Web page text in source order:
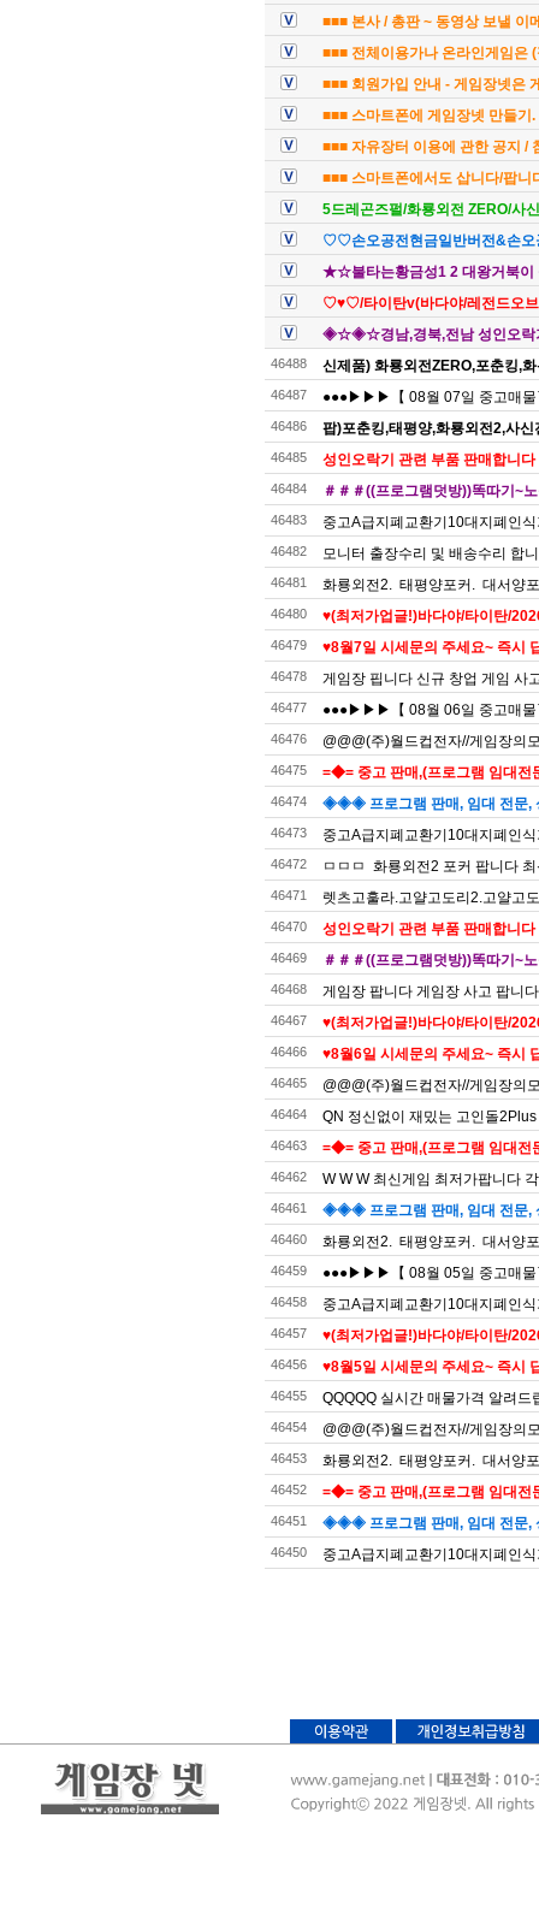
■■■ 본사 / 총판 ~ 동영상 보낼 이
■■■ 전체이용가나 온라인게임은
■■■ 회원가입 안내 - 게임장넷은
■■■ 스마트폰에 게임장넷 만들기.
■■■ 자유장터 이용에 관한 공지 /
■■■ 스마트폰에서도 삽니다/팝니
5드레곤즈펄/화룡외전 ZERO/사
♡♡손오공전현금일반버전&손
★☆불타는황금성1 2 대왕거북
♡♥♡/타이탄v(바다야/레전드오
◈☆◈☆경남,경북,전남 성인오
46488 신제품) 화룡외전ZERO,포춘킹,
46487 ●●●▶▶▶【 08월 07일 중고매
46486 팝)포춘킹,태평양,화룡외전2,사
46485 성인오락기 관련 부품 판매합니다
46484 ＃＃＃((프로그램덧방))똑따기~
46483 중고A급지폐교환기10대지폐인
46482 모니터 출장수리 및 배송수리 합
46481 화룡외전2. 태평양포커. 대서양
46480 ♥️(최저가업글!)바다야/타이탄/
46479 ♥️8월7일 시세문의 주세요~ 즉시
46478 게임장 핍니다 신규 창업 게임 사
46477 ●●●▶▶▶【 08월 06일 중고매
46476 @@@(주)월드컵전자//게임장의
46475 =◆= 중고 판매,(프로그램 임대전
46474 ◈◈◈ 프로그램 판매, 임대 전문,
46473 중고A급지폐교환기10대지폐인
46472 ㅁㅁㅁ 화룡외전2 포커 팝니다
46471 렛츠고훌라.고얄고도리2.고얄고
46470 성인오락기 관련 부품 판매합니다
46469 ＃＃＃((프로그램덧방))똑따기~
46468 게임장 팝니다 게임장 사고 팝니다
46467 ♥(최저가업글!)바다야/타이탄/
46466 ♥8월6일 시세문의 주세요~ 즉시
46465 @@@(주)월드컵전자//게임장의
46464 QN 정신없이 재밌는 고인돌
46463 =◆= 중고 판매,(프로그램 임대전
46462 W W W 최신게임 최저가팝니다
46461 ◈◈◈ 프로그램 판매, 임대 전문,
46460 화룡외전2. 태평양포커. 대서양
46459 ●●●▶▶▶【 08월 05일 중고매
46458 중고A급지폐교환기10대지폐인
46457 ♥(최저가업글!)바다야/타이탄/
46456 ♥8월5일 시세문의 주세요~ 즉시
46455 QQQQQ 실시간 매물가격 알려
46454 @@@(주)월드컵전자//게임장의
46453 화룡외전2. 태평양포커. 대서양
46452 =◆= 중고 판매,(프로그램 임대전
46451 ◈◈◈ 프로그램 판매, 임대 전문,
46450 중고A급지폐교환기10대지폐인